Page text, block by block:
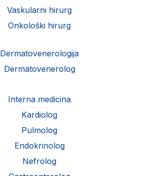
Vaskularni hirurg
Onkološki hirurg
Dermatovenerologija
Dermatovenerolog
Interna medicina
Kardiolog
Pulmolog
Endokrinolog
Nefrolog